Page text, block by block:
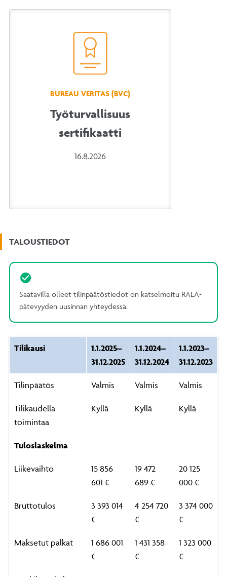
BUREAU VERITAS (BVC)
Työturvallisuus
sertifikaatti
16.8.2026
TALOUSTIEDOT
Saatavilla olleet tilinpäätöstiedot on katselmoitu RALA-
pätevyyden uusinnan yhteydessä.
Tilikausi
1.1.2025–
31.12.2025
1.1.2024–
31.12.2024
1.1.2023–
31.12.2023
Tilinpäätös Valmis Valmis Valmis
Tilikaudella
toimintaa
Kyllä Kyllä Kyllä
Tuloslaskelma
Liikevaihto
15 856
601 €
19 472
689 €
20 125
000 €
Bruttotulos
3 393 014
€
4 254 720
€
3 374 000
€
Maksetut palkat
1 686 001
€
1 431 358
€
1 323 000
€